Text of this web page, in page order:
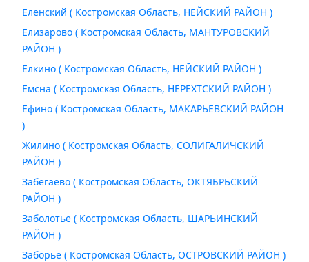
Еленский ( Костромская Область, НЕЙСКИЙ РАЙОН )
Елизарово ( Костромская Область, МАНТУРОВСКИЙ
РАЙОН )
Елкино ( Костромская Область, НЕЙСКИЙ РАЙОН )
Емсна ( Костромская Область, НЕРЕХТСКИЙ РАЙОН )
Ефино ( Костромская Область, МАКАРЬЕВСКИЙ РАЙОН
)
Жилино ( Костромская Область, СОЛИГАЛИЧСКИЙ
РАЙОН )
Забегаево ( Костромская Область, ОКТЯБРЬСКИЙ
РАЙОН )
Заболотье ( Костромская Область, ШАРЬИНСКИЙ
РАЙОН )
Заборье ( Костромская Область, ОСТРОВСКИЙ РАЙОН )